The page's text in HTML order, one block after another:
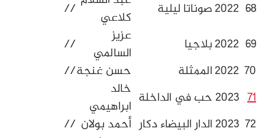
ليلية
كلاعي
//
عزيز
السالمي
//
حسن غنجة //
في الداخلة
خالد
ابراهيمي
البيضاء دكار أحمد بولان //